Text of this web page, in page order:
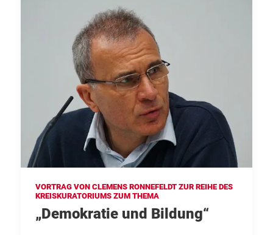
VORTRAG VON CLEMENS RONNEFELDT ZUR REIHE DES
KREISKURATORIUMS ZUM THEMA
„Demokratie und Bildung“